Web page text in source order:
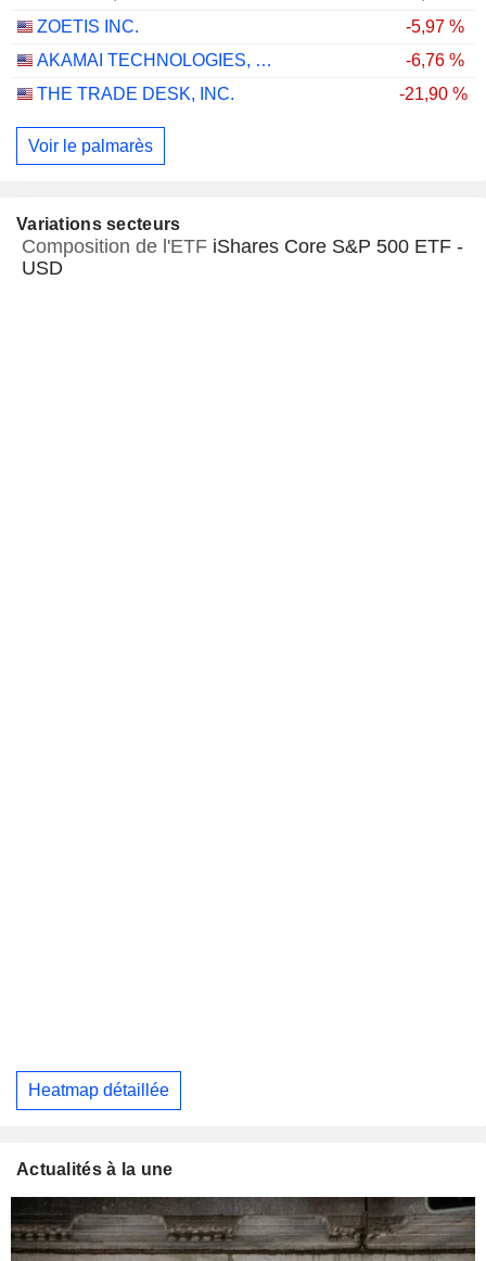
ZOETIS INC.
-5,97 %
AKAMAI TECHNOLOGIES, INC.
-6,76 %
THE TRADE DESK, INC.
-21,90 %
Voir le palmarès
Variations secteurs
Composition de l'ETF iShares Core S&P 500 ETF -
USD
Heatmap détaillée
Actualités à la une